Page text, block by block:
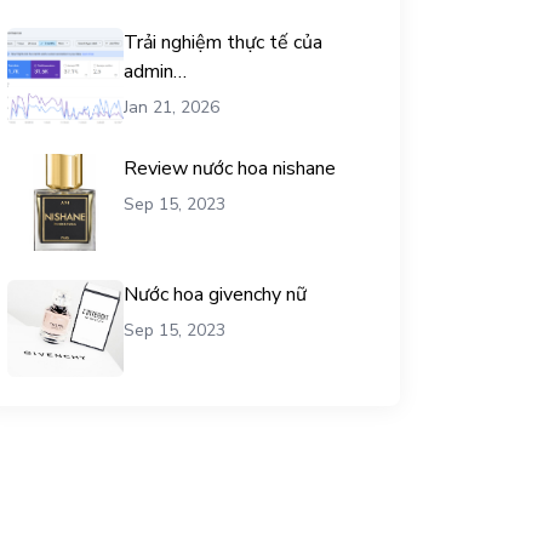
Trải nghiệm thực tế của
admin
chemicalequationbalance khi
Jan 21, 2026
Review nước hoa nishane
Sep 15, 2023
Nước hoa givenchy nữ
Sep 15, 2023